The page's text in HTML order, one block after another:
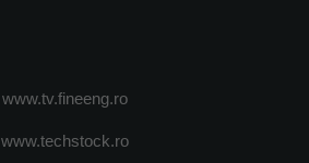
www.tv.fineeng.ro
www.techstock.ro